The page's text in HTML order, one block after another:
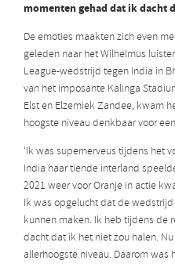
momenten gehad dat ik dacht
De emoties maakten zich even
geleden naar het Wilhelmus
League-wedstrijd tegen India in
van het imposante Kalinga
Elst en Elzemiek Zandee, kwam
hoogste niveau denkbaar voor
‘Ik was supernerveus tijdens het
India haar tiende interland
2021 weer voor Oranje in actie
Ik was opgelucht dat de
kunnen maken. Ik heb tijdens de
dacht dat ik het niet zou halen.
allerhoogste niveau. Daarom